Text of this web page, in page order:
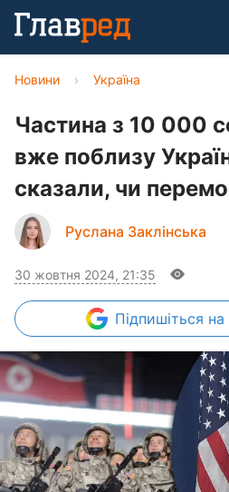
Новини › Україна
Частина з 10 000
вже поблизу
сказали, чи
Руслана Заклінська
30 жовтня 2024, 21:35
Підпишіться на